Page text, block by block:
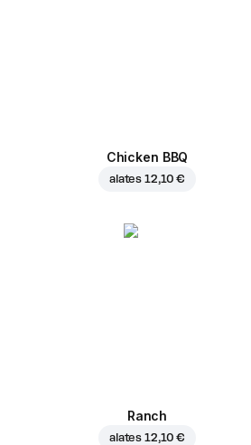
Chicken BBQ
alates 12,10 €
Ranch
alates 12,10 €